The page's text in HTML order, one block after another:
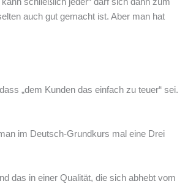
auch gut gemacht ist. Aber man hat
„dem Kunden das einfach zu teuer“ sei.
im Deutsch-Grundkurs mal eine Drei
das in einer Qualität, die sich abhebt vom